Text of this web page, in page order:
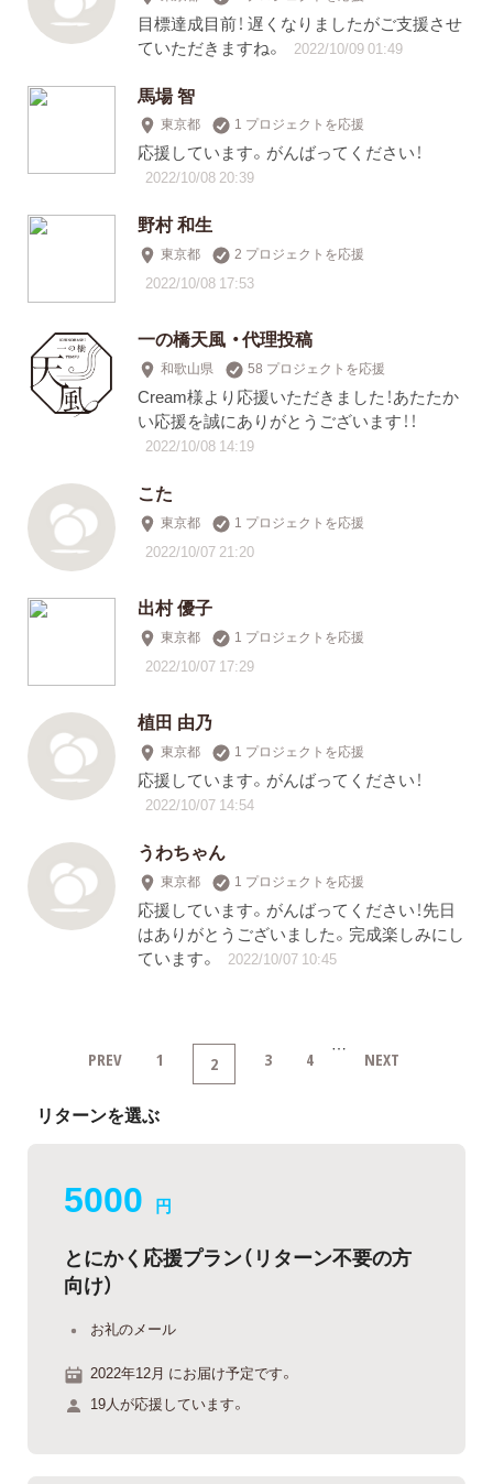
目標達成目前！ 遅くなりましたがご支援させ
ていただきますね。
2022/10/09 01:49
馬場 智
東京都 1 プロジェクトを応援
応援しています。がんばってください！
2022/10/08 20:39
野村 和生
東京都 2 プロジェクトを応援
2022/10/08 17:53
一の橋天風 ・代理投稿
和歌山県 58 プロジェクトを応援
Cream様より応援いただきました！あたたか
い応援を誠にありがとうございます！！
2022/10/08 14:19
こた
東京都 1 プロジェクトを応援
2022/10/07 21:20
出村 優子
東京都 1 プロジェクトを応援
2022/10/07 17:29
植田 由乃
東京都 1 プロジェクトを応援
応援しています。がんばってください！
2022/10/07 14:54
うわちゃん
東京都 1 プロジェクトを応援
応援しています。がんばってください！先日
はありがとうございました。完成楽しみにし
ています。
2022/10/07 10:45
PREV 1 2 3 4 … NEXT
リターンを選ぶ
5000 円
とにかく応援プラン（リターン不要の方
向け）
お礼のメール
2022年12月 にお届け予定です。
19人が応援しています。